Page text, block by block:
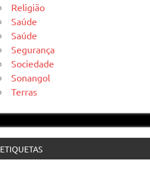
Religião
Saúde
Saúde
Segurança
Sociedade
Sonangol
Terras
ETIQUETAS